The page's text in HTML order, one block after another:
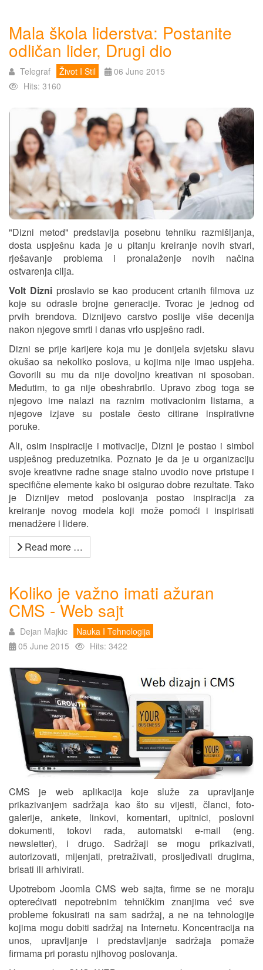
Mala škola liderstva: Postanite
odličan lider, Drugi dio
Telegraf Život I Stil
06 June 2015
Hits: 3160
"Dizni metod" predstavlja posebnu tehniku razmišljanja,
dosta uspješnu kada je u pitanju kreiranje novih stvari,
rješavanje problema i pronalaženje novih načina
ostvarenja cilja.
Volt Dizni proslavio se kao producent crtanih filmova uz
koje su odrasle brojne generacije. Tvorac je jednog od
prvih brendova. Diznijevo carstvo poslije više decenija
nakon njegove smrti i danas vrlo uspješno radi.
Dizni se prije karijere koja mu je donijela svjetsku slavu
okušao sa nekoliko poslova, u kojima nije imao uspjeha.
Govorili su mu da nije dovoljno kreativan ni sposoban.
Međutim, to ga nije obeshrabrilo. Upravo zbog toga se
njegovo ime nalazi na raznim motivacionim listama, a
njegove izjave su postale često citirane inspirativne
poruke.
Ali, osim inspiracije i motivacije, Dizni je postao i simbol
uspješnog preduzetnika. Poznato je da je u organizaciju
svoje kreativne radne snage stalno uvodio nove pristupe i
specifične elemente kako bi osigurao dobre rezultate. Tako
je Diznijev metod poslovanja postao inspiracija za
kreiranje novog modela koji može pomoći i inspirisati
menadžere i lidere.
Read more …
Koliko je važno imati ažuran
CMS - Web sajt
Dejan Majkic
Nauka I Tehnologija
05 June 2015
Hits: 3422
CMS je web aplikacija koje služe za upravljanje
prikazivanjem sadržaja kao što su vijesti, članci, foto-
galerije, ankete, linkovi, komentari, upitnici, poslovni
dokumenti, tokovi rada, automatski e-mail (eng.
newsletter), i drugo. Sadržaji se mogu prikazivati,
autorizovati, mijenjati, pretraživati, prosljeđivati drugima,
brisati ili arhivirati.
Upotrebom Joomla CMS web sajta, firme se ne moraju
opterećivati nepotrebnim tehničkim znanjima već sve
probleme fokusirati na sam sadržaj, a ne na tehnologije
kojima mogu dobiti sadržaj na Internetu. Koncentracija na
unos, upravljanje i predstavljanje sadržaja pomaže
firmama pri porastu njihovog poslovanja.